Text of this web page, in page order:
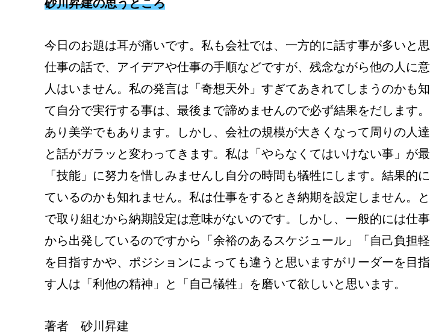
砂川昇建の思うところ
今日のお題は耳が痛いです。私も会社では、一方的に話す事が多いと思
仕事の話で、アイデアや仕事の手順などですが、残念ながら他の人に
人はいません。私の発言は「奇想天外」すぎてあきれてしまうのかも
て自分で実行する事は、最後まで諦めませんので必ず結果をだします
あり美学でもあります。しかし、会社の規模が大きくなって周りの人
と話がガラッと変わってきます。私は「やらなくてはいけない事」が
「技能」に努力を惜しみませんし自分の時間も犠牲にします。結果的
ているのかも知れません。私は仕事をするとき納期を設定しません。
で取り組むから納期設定は意味がないのです。しかし、一般的には仕事
から出発しているのですから「余裕のあるスケジュール」「自己負担
を目指すかや、ポジションによっても違うと思いますがリーダーを目
す人は「利他の精神」と「自己犠牲」を磨いて欲しいと思います。
著者 砂川昇建